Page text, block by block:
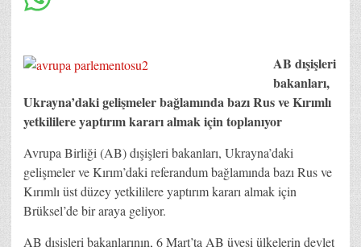
AB dışişleri
bakanları,
Ukrayna’daki gelişmeler bağlamında bazı Rus ve Kırımlı
yetkililere yaptırım kararı almak için toplanıyor
Avrupa Birliği (AB) dışişleri bakanları, Ukrayna’daki
gelişmeler ve Kırım’daki referandum bağlamında bazı Rus ve
Kırımlı üst düzey yetkililere yaptırım kararı almak için
Brüksel’de bir araya geliyor.
AB dışişleri bakanlarının, 6 Mart’ta AB üyesi ülkelerin devlet